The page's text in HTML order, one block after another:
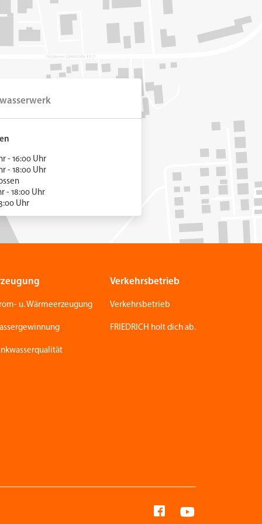
- 16:00 Uhr
18:00 Uhr
- 18:00 Uhr
Uhr
u. Wärmeerzeugung
Verkehrsbetrieb
Verkehrsbetrieb
FRIEDRICH holt dich ab.